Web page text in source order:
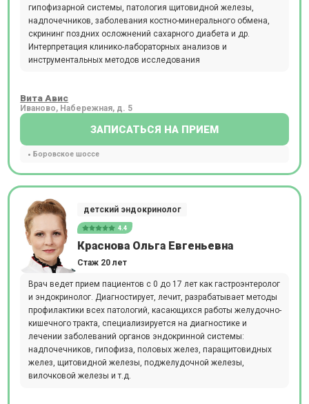
гипофизарной системы, патология щитовидной железы,
надпочечников, заболевания костно-минерального обмена,
скрининг поздних осложнений сахарного диабета и др.
Интерпретация клинико-лабораторных анализов и
инструментальных методов исследования
Вита Авис
Иваново, Набережная, д. 5
ЗАПИСАТЬСЯ НА ПРИЕМ
Боровское шоссе
детский эндокринолог
4.4
Краснова Ольга Евгеньевна
Стаж 20 лет
Врач ведет прием пациентов с 0 до 17 лет как гастроэнтеролог
и эндокринолог. Диагностирует, лечит, разрабатывает методы
профилактики всех патологий, касающихся работы желудочно-
кишечного тракта, специализируется на диагностике и
лечении заболеваний органов эндокринной системы:
надпочечников, гипофиза, половых желез, паращитовидных
желез, щитовидной железы, поджелудочной железы,
вилочковой железы и т.д.